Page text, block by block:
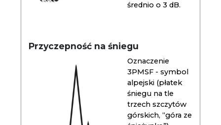
średnio o 3 dB.
Przyczepność na śniegu
Oznaczenie
3PMSF - symbol
alpejski (płatek
śniegu na tle
trzech szczytów
górskich, “góra ze